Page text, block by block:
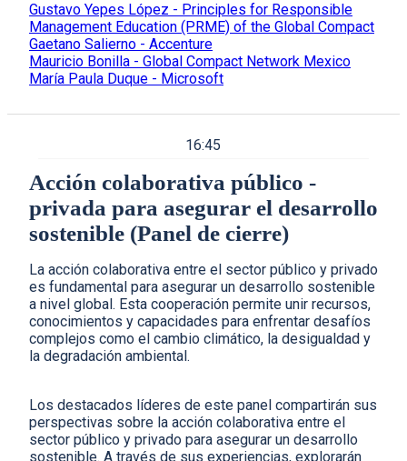
Gustavo Yepes López - Principles for Responsible
Management Education (PRME) of the Global Compact
Gaetano Salierno - Accenture
Mauricio Bonilla - Global Compact Network Mexico
María Paula Duque - Microsoft
16:45
Acción colaborativa público -
privada para asegurar el desarrollo
sostenible (Panel de cierre)
La acción colaborativa entre el sector público y privado
es fundamental para asegurar un desarrollo sostenible
a nivel global. Esta cooperación permite unir recursos,
conocimientos y capacidades para enfrentar desafíos
complejos como el cambio climático, la desigualdad y
la degradación ambiental.
Los destacados líderes de este panel compartirán sus
perspectivas sobre la acción colaborativa entre el
sector público y privado para asegurar un desarrollo
sostenible. A través de sus experiencias, explorarán